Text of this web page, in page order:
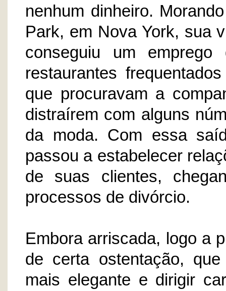
nenhum dinheiro.
Park, em Nova York, sua
conseguiu um emprego
restaurantes
que procuravam a
distraírem com alguns
da moda. Com essa
passou a estabelecer
de suas clientes,
processos de divórcio.
Embora arriscada, logo a
de certa ostentação,
mais elegante e dirigir